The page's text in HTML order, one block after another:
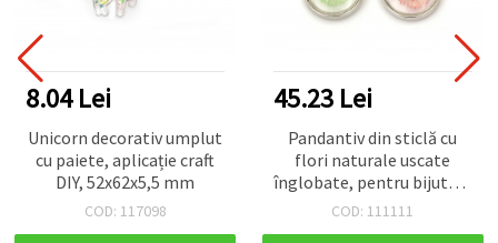
8.04 Lei
Unicorn decorativ umplut
cu paiete, aplicație craft
DIY, 52x62x5,5 mm
COD: 117098
45.23 Lei
Pandantiv din sticlă cu
flori naturale uscate
înglobate, pentru bijuterii
handmade, 34x28x9 mm,
COD: 111111